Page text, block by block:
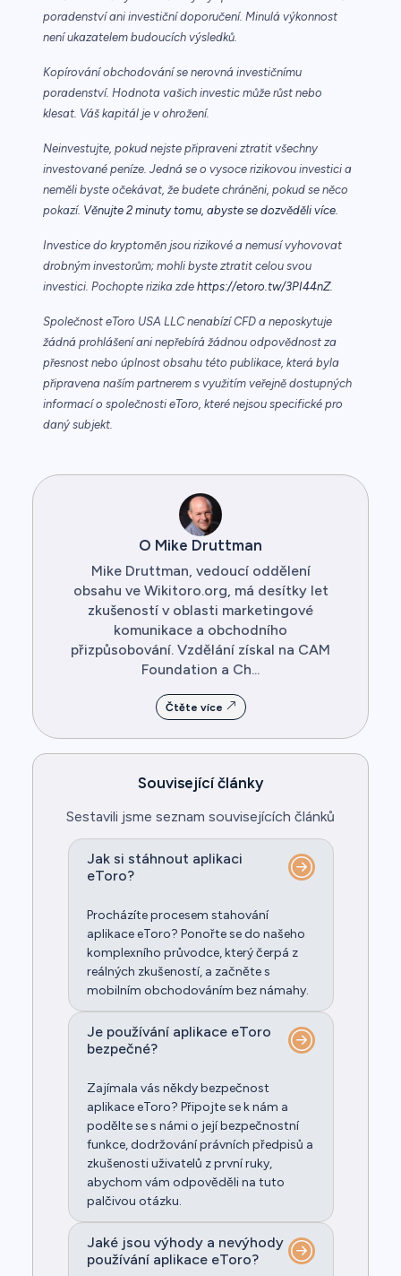
poradenství ani investiční doporučení. Minulá výkonnost
není ukazatelem budoucích výsledků.
Kopírování obchodování se nerovná investičnímu
poradenství. Hodnota vašich investic může růst nebo
klesat. Váš kapitál je v ohrožení.
Neinvestujte, pokud nejste připraveni ztratit všechny
investované peníze. Jedná se o vysoce rizikovou investici a
neměli byste očekávat, že budete chráněni, pokud se něco
pokazí. Věnujte 2 minuty tomu, abyste se dozvěděli více.
Investice do kryptoměn jsou rizikové a nemusí vyhovovat
drobným investorům; mohli byste ztratit celou svou
investici. Pochopte rizika zde https://etoro.tw/3PI44nZ.
Společnost eToro USA LLC nenabízí CFD a neposkytuje
žádná prohlášení ani nepřebírá žádnou odpovědnost za
přesnost nebo úplnost obsahu této publikace, která byla
připravena naším partnerem s využitím veřejně dostupných
informací o společnosti eToro, které nejsou specifické pro
daný subjekt.
O Mike Druttman
Mike Druttman, vedoucí oddělení
obsahu ve Wikitoro.org, má desítky let
zkušeností v oblasti marketingové
komunikace a obchodního
přizpůsobování. Vzdělání získal na CAM
Foundation a Ch...
Čtěte více
Související články
Sestavili jsme seznam souvisejících článků
Jak si stáhnout aplikaci
eToro?
Procházíte procesem stahování
aplikace eToro? Ponořte se do našeho
komplexního průvodce, který čerpá z
reálných zkušeností, a začněte s
mobilním obchodováním bez námahy.
Je používání aplikace eToro
bezpečné?
Zajímala vás někdy bezpečnost
aplikace eToro? Připojte se k nám a
podělte se s námi o její bezpečnostní
funkce, dodržování právních předpisů a
zkušenosti uživatelů z první ruky,
abychom vám odpověděli na tuto
palčivou otázku.
Jaké jsou výhody a nevýhody
používání aplikace eToro?